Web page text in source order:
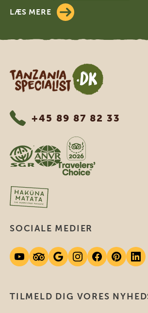
LÆS MERE
Tanzania Specialist
+45 89 87 82 33
TILMELD DIG VORES
SOCIALE MEDIER